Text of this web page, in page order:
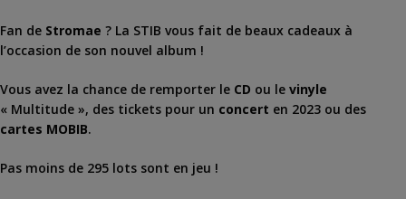
Fan de Stromae ? La STIB vous fait de beaux cadeaux à
l’occasion de son nouvel album !
Vous avez la chance de remporter le CD ou le vinyle
« Multitude », des tickets pour un concert en 2023 ou des
cartes MOBIB.
Pas moins de 295 lots sont en jeu !